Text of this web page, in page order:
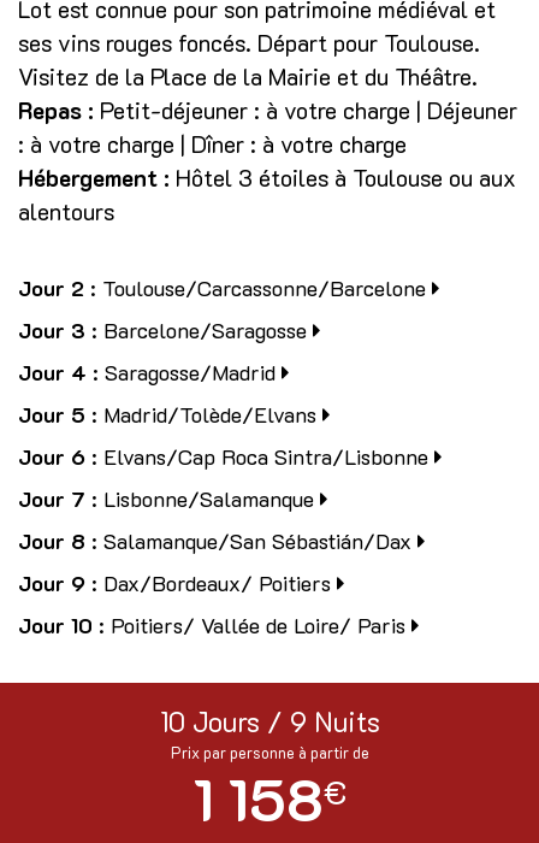
Lot est connue pour son patrimoine médiéval et
ses vins rouges foncés. Départ pour Toulouse.
Visitez de la Place de la Mairie et du Théâtre.
Repas : Petit-déjeuner : à votre charge | Déjeuner
: à votre charge | Dîner : à votre charge
Hébergement : Hôtel 3 étoiles à Toulouse ou aux
alentours
Jour 2 : Toulouse/Carcassonne/Barcelone
Jour 3 : Barcelone/Saragosse
Jour 4 : Saragosse/Madrid
Jour 5 : Madrid/Tolède/Elvans
Jour 6 : Elvans/Cap Roca Sintra/Lisbonne
Jour 7 : Lisbonne/Salamanque
Jour 8 : Salamanque/San Sébastián/Dax
Jour 9 : Dax/Bordeaux/ Poitiers
Jour 10 : Poitiers/ Vallée de Loire/ Paris
10 Jours / 9 Nuits
Prix par personne à partir de
1 158€